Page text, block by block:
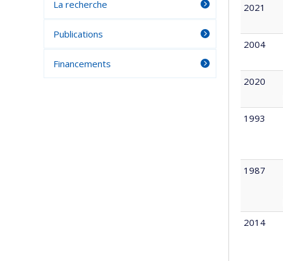
2021
2004
2020
1993
1987
2014
La recherche
Publications
Financements